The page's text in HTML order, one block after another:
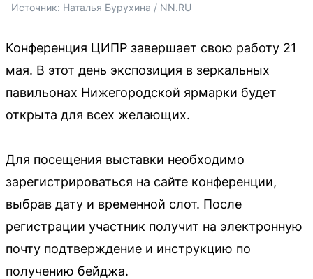
Источник: Наталья Бурухина / NN.RU
Конференция ЦИПР завершает свою работу 21
мая. В этот день экспозиция в зеркальных
павильонах Нижегородской ярмарки будет
открыта для всех желающих.
Для посещения выставки необходимо
зарегистрироваться на сайте конференции,
выбрав дату и временной слот. После
регистрации участник получит на электронную
почту подтверждение и инструкцию по
получению бейджа.